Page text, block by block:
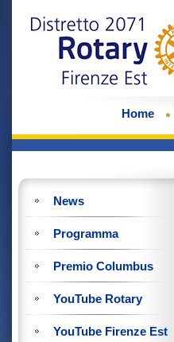
Home
News
Programma
Premio Columbus
YouTube Rotary
YouTube Firenze Est